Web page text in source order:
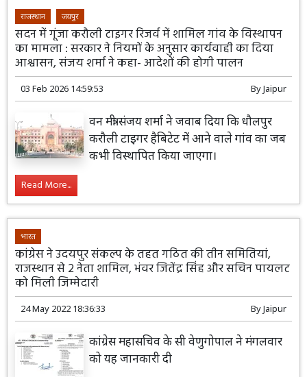
राजस्थान जयपुर
सदन में गूंजा करौली टाइगर रिजर्व में शामिल गांव के विस्थापन
का मामला : सरकार ने नियमों के अनुसार कार्यवाही का दिया
आश्वासन, संजय शर्मा ने कहा- आदेशों की होगी पालन
03 Feb 2026 14:59:53 ByJaipur
वन मंत्री संजय शर्मा ने जवाब दिया कि धौलपुर
करौली टाइगर हैबिटेट में आने वाले गांव का जब
कभी विस्थापित किया जाएगा।
Read More...
भारत
कांग्रेस ने उदयपुर संकल्प के तहत गठित की तीन समितियां,
राजस्थान से 2 नेता शामिल, भंवर जितेंद्र सिंह और सचिन पायलट
को मिली जिम्मेदारी
24 May 2022 18:36:33 ByJaipur
कांग्रेस महासचिव के सी वेणुगोपाल ने मंगलवार
को यह जानकारी दी